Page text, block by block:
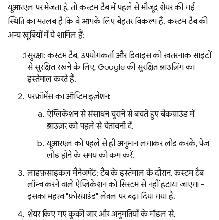
यूआरएल पर भेजता है, तो कस्टम टैब में पहले से मौजूद शेयर की गई
स्थिति का मतलब है कि वे आपके लिए बेहतर विकल्प हैं. कस्टम टैब की
अन्य खूबियों में ये शामिल हैं:
सुरक्षा: कस्टम टैब, उपयोगकर्ता और डिवाइस को खतरनाक साइटों
से सुरक्षित रखने के लिए, Google की सुरक्षित ब्राउज़िंग का
इस्तेमाल करते हैं.
परफ़ॉर्मेंस का ऑप्टिमाइज़ेशन:
ऐप्लिकेशन से संसाधन चुराने से बचते हुए बैकग्राउंड में
ब्राउज़र को पहले से चेतावनी दें.
यूआरएल को पहले से ही अनुमान लगाकर लोड करके, पेज
लोड होने के समय को कम करें.
लाइफ़साइकल मैनेजमेंट: टैब के इस्तेमाल के दौरान, कस्टम टैब
लॉन्च करने वाले ऐप्लिकेशन को सिस्टम से नहीं हटाया जाएगा -
इसका महत्व "फ़ोरग्राउंड" लेवल पर बढ़ा दिया गया है.
शेयर किए गए कुकी जार और अनुमतियों के मॉडल से,